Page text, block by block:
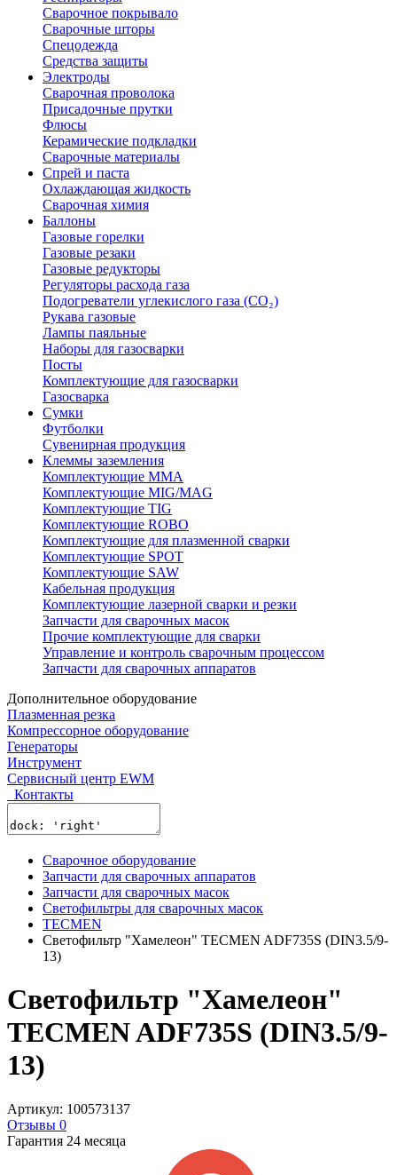
Сварочное покрывало
Сварочные шторы
Спецодежда
Средства защиты
Электроды
Сварочная проволока
Присадочные прутки
Флюсы
Керамические подкладки
Сварочные материалы
Спрей и паста
Охлаждающая жидкость
Сварочная химия
Баллоны
Газовые горелки
Газовые резаки
Газовые редукторы
Регуляторы расхода газа
Подогреватели углекислого газа (CO₂)
Рукава газовые
Лампы паяльные
Наборы для газосварки
Посты
Комплектующие для газосварки
Газосварка
Сумки
Футболки
Сувенирная продукция
Клеммы заземления
Комплектующие ММА
Комплектующие MIG/MAG
Комплектующие TIG
Комплектующие ROBO
Комплектующие для плазменной сварки
Комплектующие SPOT
Комплектующие SAW
Кабельная продукция
Комплектующие лазерной сварки и резки
Запчасти для сварочных масок
Прочие комплектующие для сварки
Управление и контроль сварочным процессом
Запчасти для сварочных аппаратов
Дополнительное оборудование
Плазменная резка
Компрессорное оборудование
Генераторы
Инструмент
Сервисный центр EWM
Контакты
Сварочное оборудование
Запчасти для сварочных аппаратов
Запчасти для сварочных масок
Светофильтры для сварочных масок
TECMEN
Светофильтр "Хамелеон" TECMEN ADF735S (DIN3.5/9-
13)
Светофильтр "Хамелеон"
TECMEN ADF735S (DIN3.5/9-
13)
Артикул: 100573137
Отзывы 0
Гарантия 24 месяца